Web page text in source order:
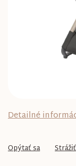
Detailné
Opýtať sa Strážiť